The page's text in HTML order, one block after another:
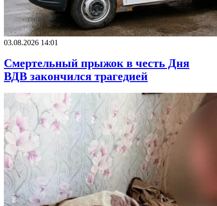
03.08.2026 14:01
Смертельный прыжок в честь Дня
ВДВ закончился трагедией